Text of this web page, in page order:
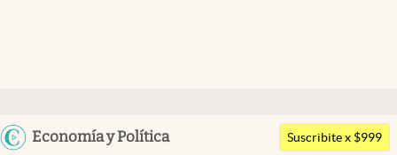
Argentina
Economía y Política
Members Suscribite x $999